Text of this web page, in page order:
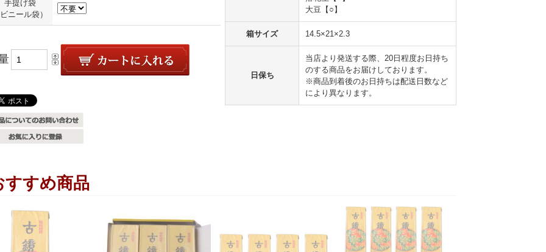
大豆【○】
箱サイズ 14.5×21×2.3
日保ち
当店より発送する際、20日程度お日持ち
のする商品をお届けしております。
※商品到着後のお日持ちは配送日数など
により異なります。
手提げ袋
ニール袋）
すすめ商品